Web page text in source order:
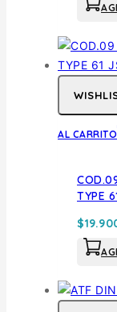
AL CARRITO
TYPE
$